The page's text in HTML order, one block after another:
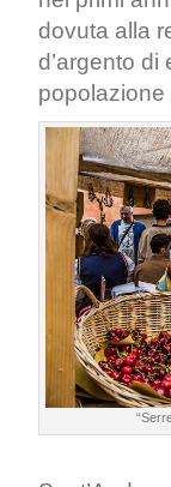
dovuta alla
d’argento
popolazione